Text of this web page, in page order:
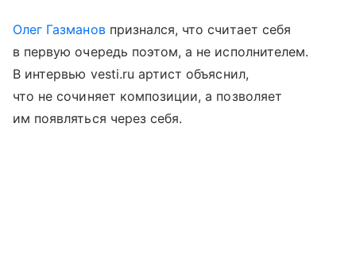
Олег Газмановпризнался, что считает себя
в первую очередь поэтом, а не исполнителем.
В интервью vesti.ru артист объяснил,
что не сочиняет композиции, а позволяет
им появляться через себя.